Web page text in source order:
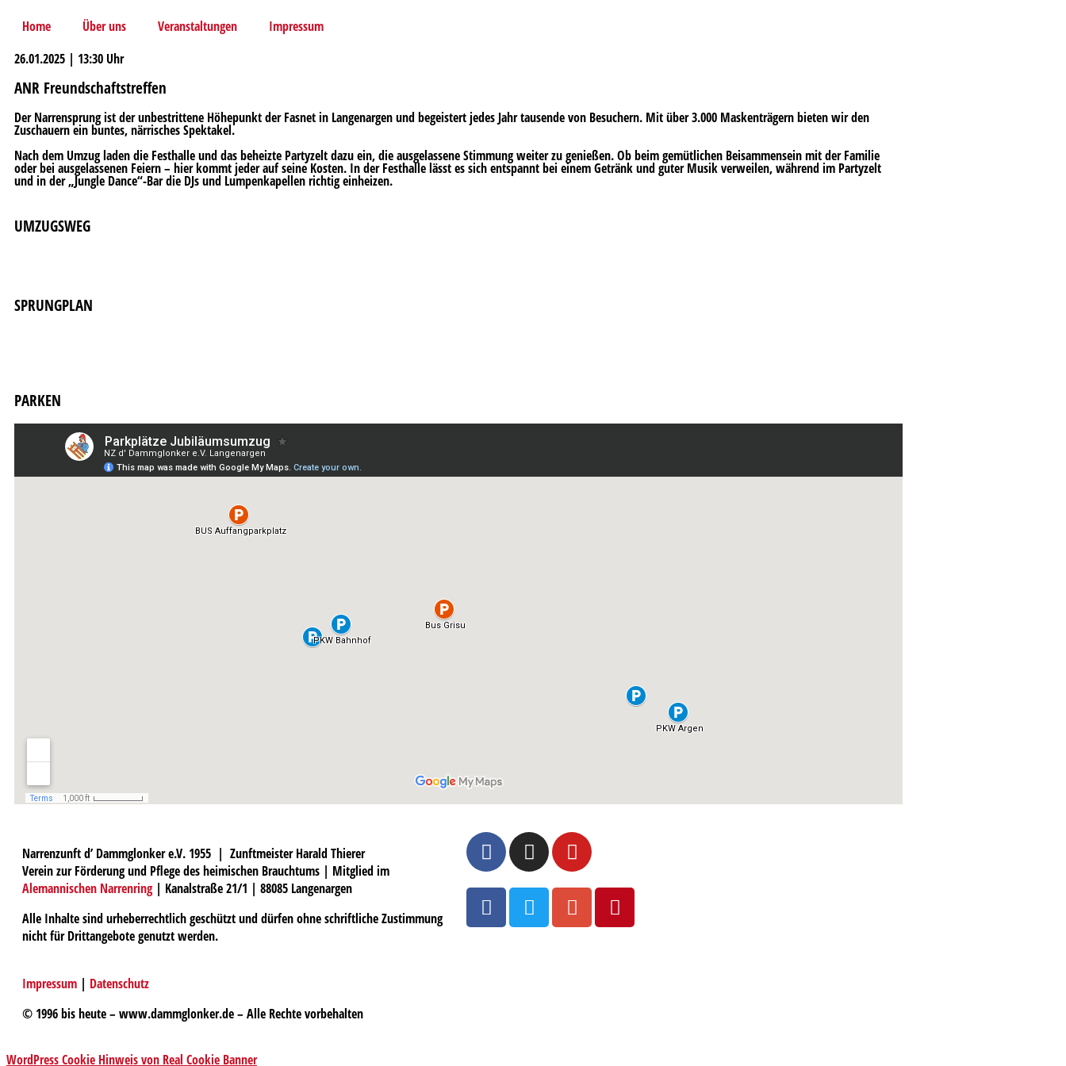
Home Über uns Veranstaltungen
Impressum
26.01.2025 | 13:30 Uhr
ANR Freundschaftstreffen
Der Narrensprung ist der unbestrittene Höhepunkt der Fasnet in Langenargen und begeistert jedes Jahr tausende von Besuchern. Mit über 3.000 Maskenträgern bieten wir den
Zuschauern ein buntes, närrisches Spektakel.
Nach dem Umzug laden die Festhalle und das beheizte Partyzelt dazu ein, die ausgelassene Stimmung weiter zu genießen. Ob beim gemütlichen Beisammensein mit der Familie
oder bei ausgelassenen Feiern – hier kommt jeder auf seine Kosten. In der Festhalle lässt es sich entspannt bei einem Getränk und guter Musik verweilen, während im Partyzelt
und in der „Jungle Dance“-Bar die DJs und Lumpenkapellen richtig einheizen.
UMZUGSWEG
SPRUNGPLAN
PARKEN
Narrenzunft d’ Dammglonker e.V. 1955 | Zunftmeister Harald Thierer
Verein zur Förderung und Pflege des heimischen Brauchtums | Mitglied im
Alemannischen Narrenring| Kanalstraße 21/1 | 88085 Langenargen
Alle Inhalte sind urheberrechtlich geschützt und dürfen ohne schriftliche Zustimmung
nicht für Drittangebote genutzt werden.
Impressum | Datenschutz
© 1996 bis heute – www.dammglonker.de – Alle Rechte vorbehalten
WordPress Cookie Hinweis von Real Cookie Banner